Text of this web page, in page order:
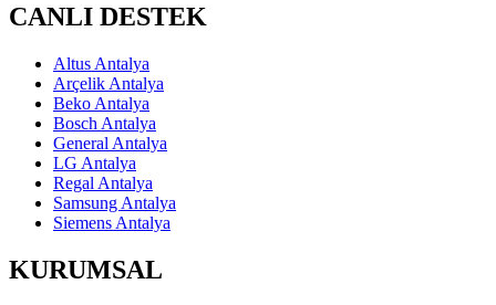
CANLI DESTEK
Altus Antalya
Arçelik Antalya
Beko Antalya
Bosch Antalya
General Antalya
LG Antalya
Regal Antalya
Samsung Antalya
Siemens Antalya
KURUMSAL